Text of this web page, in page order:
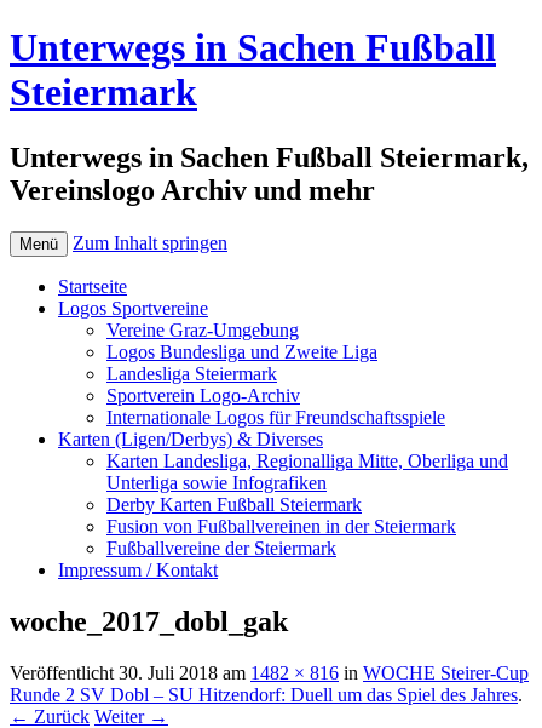
Unterwegs in Sachen Fußball
Steiermark
Unterwegs in Sachen Fußball Steiermark,
Vereinslogo Archiv und mehr
Menü Zum Inhalt springen
Startseite
Logos Sportvereine
Vereine Graz-Umgebung
Logos Bundesliga und Zweite Liga
Landesliga Steiermark
Sportverein Logo-Archiv
Internationale Logos für Freundschaftsspiele
Karten (Ligen/Derbys) & Diverses
Karten Landesliga, Regionalliga Mitte, Oberliga und
Unterliga sowie Infografiken
Derby Karten Fußball Steiermark
Fusion von Fußballvereinen in der Steiermark
Fußballvereine der Steiermark
Impressum / Kontakt
woche_2017_dobl_gak
Veröffentlicht 30. Juli 2018 am 1482 × 816 in WOCHE Steirer-Cup
Runde 2 SV Dobl – SU Hitzendorf: Duell um das Spiel des Jahres.
← Zurück Weiter →